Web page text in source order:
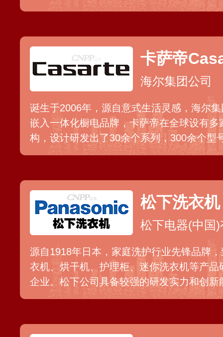
地，现拥有完整的小家电产品群和厨房家
销网络辐射至全国三十多个省市及国际市场
卡萨帝
海尔集团公司
诞生于2006年，源自意式生活灵感，海尔
嵌入一体化橱电品牌，卡萨帝在全球设有
构，设计研发出了30余个系列，300余个型
行娱”多元化场景，产品先后荣获“IF设计大
松下洗衣机
松下电器(中国
源自1918年日本，家庭洗护行业先锋品牌
衣机、烘干机、护理柜、迷你洗衣机等产
企业。松下公司具备较强的研发实力和创
法、罗密欧、宝贝星等多个系列，并在全